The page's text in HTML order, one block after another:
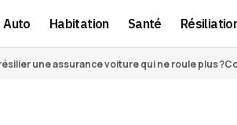
Auto Habitation Santé
une assurance voiture qui ne roule plus ?